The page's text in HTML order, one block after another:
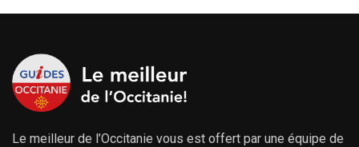
à
à
Le meilleur de l’Occitanie vous est offert par une équipe de